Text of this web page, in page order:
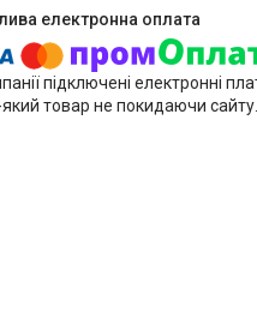
підключені електронні
товар не покидаючи сайту.